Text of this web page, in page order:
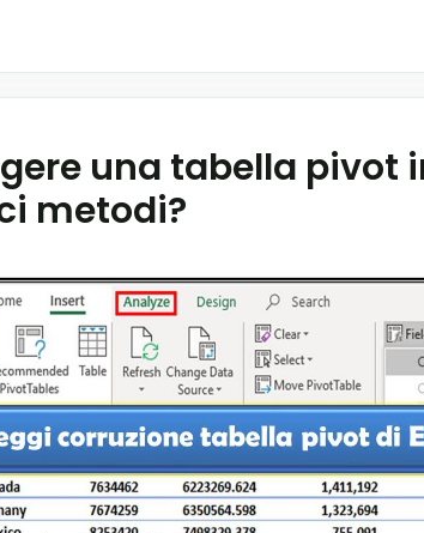
una tabella pivot
metodi?